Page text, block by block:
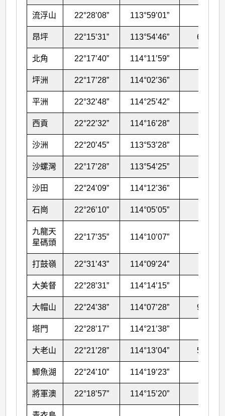
流浮山 22°28’08” 113°59’01”
昂坪 22°15’31” 113°54’46” 607
北角 22°17’40” 114°11’59”
坪洲 22°17’28” 114°02’36”
平洲 22°32’48” 114°25’42”
西貢 22°22’32” 114°16’28”
沙洲 22°20’45” 113°53’28”
沙螺灣 22°17’28” 113°54’25”
沙田 22°24’09” 114°12’36”
石崗 22°26’10” 114°05’05”
九龍天
星碼頭
22°17’35” 114°10’07”
打鼓嶺 22°31’43” 114°09’24”
大美督 22°28’31” 114°14’15”
大帽山 22°24’38” 114°07’28” 966
塔門 22°28’17” 114°21’38”
大老山 22°21’28” 114°13’04” 587
鯽魚湖 22°24’10” 114°19’23”
將軍澳 22°18’57” 114°15’20”